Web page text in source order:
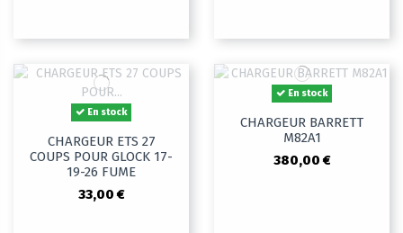
En stock
CHARGEUR ETS 27
COUPS POUR GLOCK 17-
19-26 FUME
33,00 €
En stock
CHARGEUR BARRETT
M82A1
380,00 €